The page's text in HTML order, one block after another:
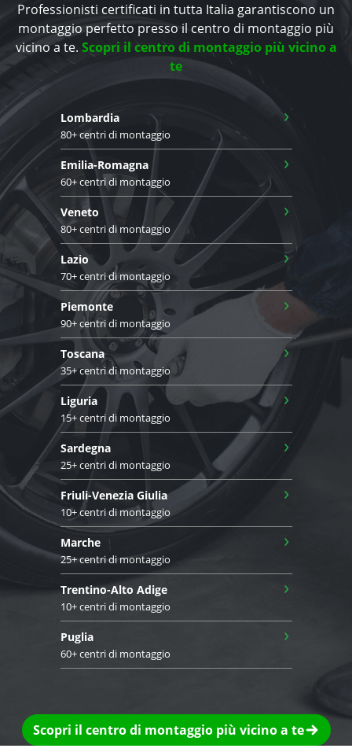
Professionisti certificati in tutta Italia garantiscono un
montaggio perfetto presso il centro di montaggio più
vicino a te. Scopri il centro di montaggio più vicino a
te
Lombardia
80+ centri di montaggio
›
Emilia-Romagna
60+ centri di montaggio
›
Veneto
80+ centri di montaggio
›
Lazio
70+ centri di montaggio
›
Piemonte
90+ centri di montaggio
›
Toscana
35+ centri di montaggio
›
Liguria
15+ centri di montaggio
›
Sardegna
25+ centri di montaggio
›
Friuli-Venezia Giulia
10+ centri di montaggio
›
Marche
25+ centri di montaggio
›
Trentino-Alto Adige
10+ centri di montaggio
›
Puglia
60+ centri di montaggio
›
Scopri il centro di montaggio più vicino a te